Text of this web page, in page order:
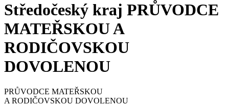
Středočeský kraj PRŮVODCE
MATEŘSKOU A
RODIČOVSKOU
DOVOLENOU
PRŮVODCE MATEŘSKOU
A RODIČOVSKOU DOVOLENOU